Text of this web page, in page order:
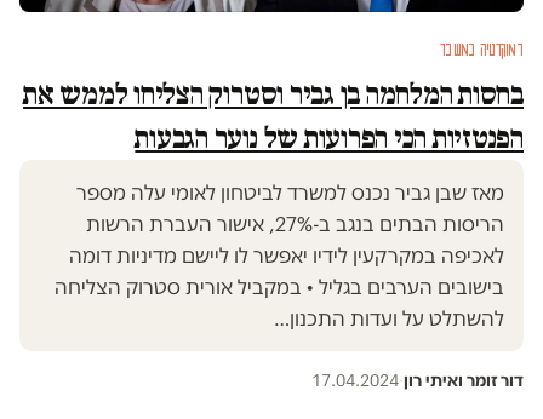
דמוקרטיה במשבר
בחסות המלחמה בן גביר וסטרוק הצליחו לממש את
הפנטזיות הכי הפרועות של נוער הגבעות
מאז שבן גביר נכנס למשרד לביטחון לאומי עלה מספר
הריסות הבתים בנגב ב-27%, אישור העברת הרשות
לאכיפה במקרקעין לידיו יאפשר לו ליישם מדיניות דומה
בישובים הערבים בגליל • במקביל אורית סטרוק הצליחה
להשתלט על ועדות התכנון…
דור זומר ואיתי רון·
17.04.2024